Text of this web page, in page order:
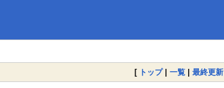
[ トップ| 一覧 | 最終更新